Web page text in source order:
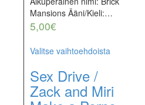
Mansions Ääni/Kieli:…
5,00€
Valitse vaihtoehdoista
Sex Drive /
Zack and Miri